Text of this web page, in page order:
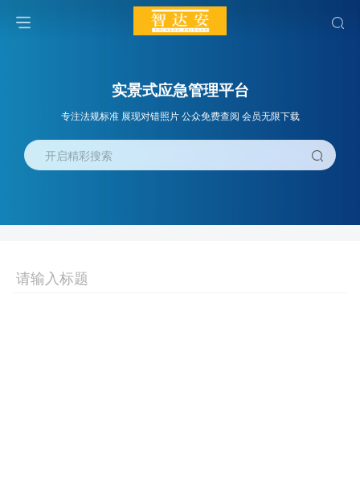
实景式应急管理平台
专注法规标准 展现对错照片 公众免费查阅 会员无限下载
开启精彩搜索